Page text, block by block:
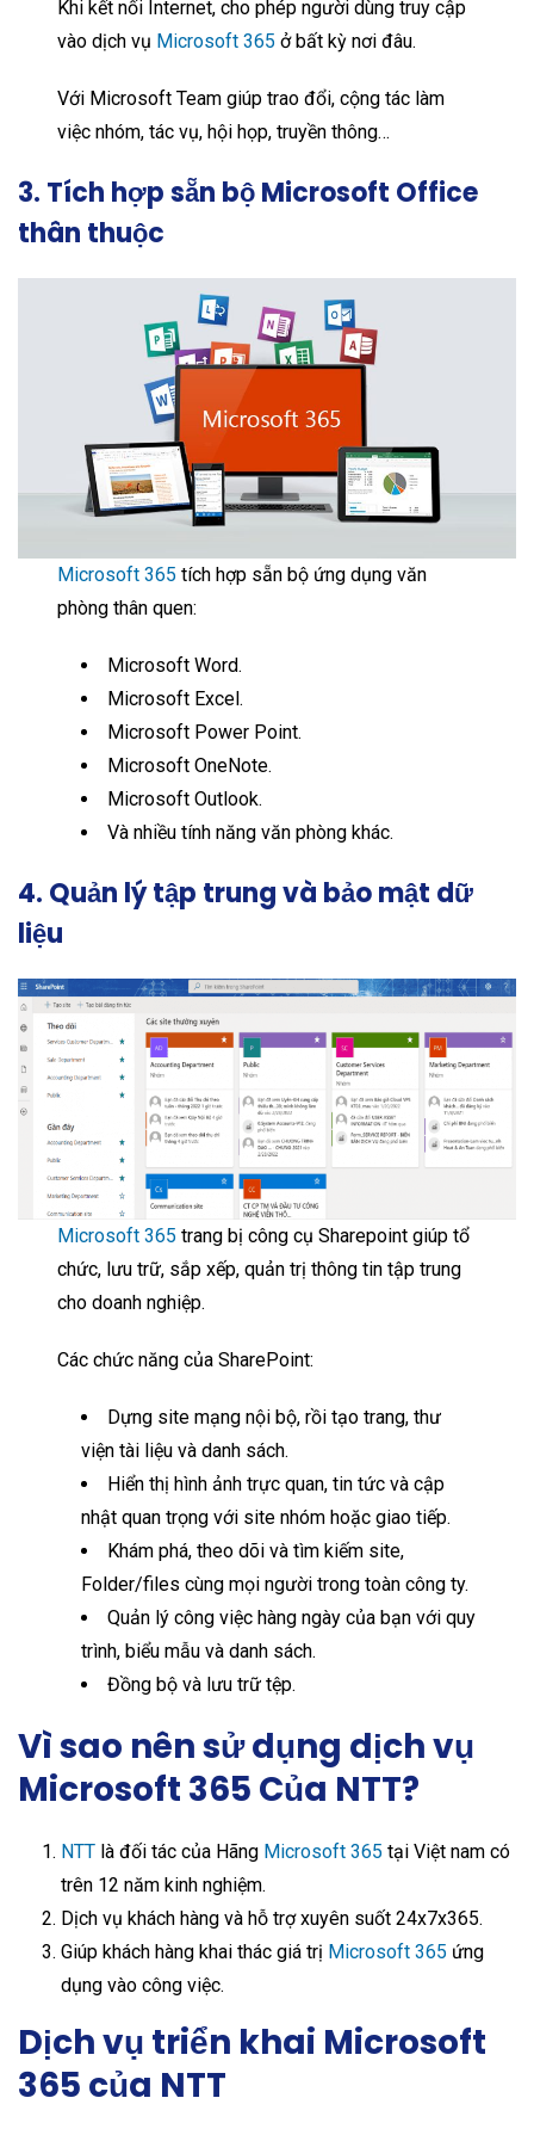
Khi kết nối Internet, cho phép người dùng truy cập
vào dịch vụ Microsoft 365 ở bất kỳ nơi đâu.
Với Microsoft Team giúp trao đổi, cộng tác làm
việc nhóm, tác vụ, hội họp, truyền thông…
3. Tích hợp sẵn bộ Microsoft Office
thân thuộc
Microsoft 365 tích hợp sẵn bộ ứng dụng văn
phòng thân quen:
Microsoft Word.
Microsoft Excel.
Microsoft Power Point.
Microsoft OneNote.
Microsoft Outlook.
Và nhiều tính năng văn phòng khác.
4. Quản lý tập trung và bảo mật dữ
liệu
Microsoft 365 trang bị công cụ Sharepoint giúp tổ
chức, lưu trữ, sắp xếp, quản trị thông tin tập trung
cho doanh nghiệp.
Các chức năng của SharePoint:
Dựng site mạng nội bộ, rồi tạo trang, thư
viện tài liệu và danh sách.
Hiển thị hình ảnh trực quan, tin tức và cập
nhật quan trọng với site nhóm hoặc giao tiếp.
Khám phá, theo dõi và tìm kiếm site,
Folder/files cùng mọi người trong toàn công ty.
Quản lý công việc hàng ngày của bạn với quy
trình, biểu mẫu và danh sách.
Đồng bộ và lưu trữ tệp.
Vì sao nên sử dụng dịch vụ
Microsoft 365 Của NTT?
NTT là đối tác của Hãng Microsoft 365 tại Việt nam có
trên 12 năm kinh nghiệm.
Dịch vụ khách hàng và hỗ trợ xuyên suốt 24x7x365.
Giúp khách hàng khai thác giá trị Microsoft 365 ứng
dụng vào công việc.
Dịch vụ triển khai Microsoft
365 của NTT